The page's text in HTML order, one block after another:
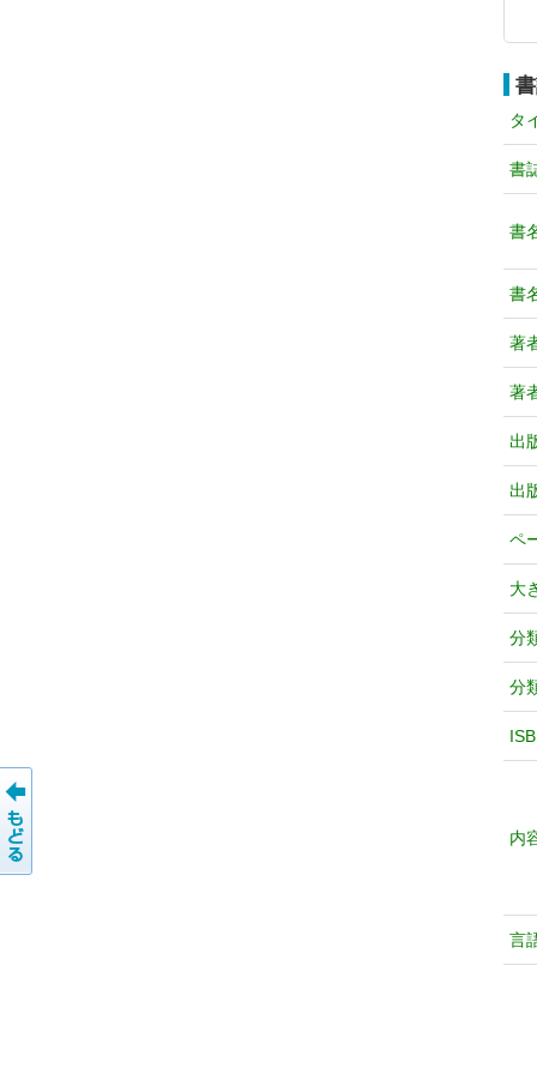
タ
書
書
書
著
著
出
出
ペ
大
分
分
内
言